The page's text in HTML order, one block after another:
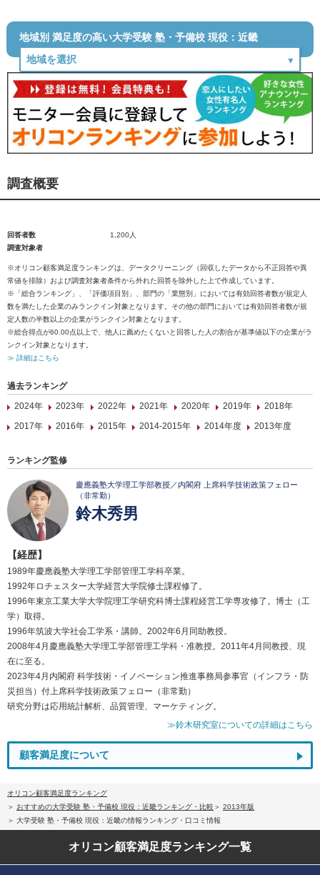
地域別 満足度の高い大学受験 塾・予備校 現役：近畿
調査概要
回答者数
1,200人
調査対象者
※オリコン顧客満足度ランキングは、データクリーニング（回収したデータから不正回答や異
常値を排除）および調査対象者条件から外れた回答を除外した上で作成しています。
※「総合ランキング」、「評価項目別」、部門の「業態別」においては有効回答者数が規定人
数を満たした企業のみランクイン対象となります。その他の部門においては有効回答者数が規
定人数の半数以上の企業がランクイン対象となります。
※総合得点が60.00点以上で、他人に薦めたくないと回答した人の割合が基準値以下の企業がラ
ンクイン対象となります。
≫ 詳細はこちら
過去ランキング
2024年
2023年 2022年 2021年 2020年 2019年
2018年
2017年
2016年 2015年 2014-2015年 2014年度 2013年度
ランキング監修
慶應義塾大学理工学部教授／内閣府 上席科学技術政策フェロー
（非常勤）
鈴木秀男
【経歴】
1989年慶應義塾大学理工学部管理工学科卒業。
1992年ロチェスター大学経営大学院修士課程修了。
1996年東京工業大学大学院理工学研究科博士課程経営工学専攻修了。博士（工
学）取得。
1996年筑波大学社会工学系・講師。2002年6月同助教授。
2008年4月慶應義塾大学理工学部管理工学科・准教授。2011年4月同教授、現
在に至る。
2023年4月内閣府 科学技術・イノベーション推進事務局参事官（インフラ・防
災担当）付上席科学技術政策フェロー（非常勤）
研究分野は応用統計解析、品質管理、マーケティング。
≫鈴木研究室についての詳細はこちら
顧客満足度について
オリコン顧客満足度ランキング
おすすめの大学受験 塾・予備校 現役：近畿ランキング・比較
2013年版
大学受験 塾・予備校 現役：近畿の情報ランキング・口コミ情報
オリコン顧客満足度ランキング一覧